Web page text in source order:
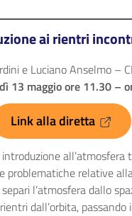
ai rientri
e Luciano Anselmo –
13 maggio ore 11.30 –
Link alla diretta
all’atmosfera
problematiche relative
l’atmosfera dallo
dall’orbita, passando